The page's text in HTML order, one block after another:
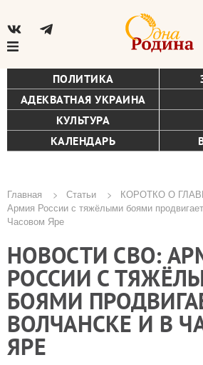
ПОЛИТИКА
АДЕКВАТНАЯ УКРАИНА
КУЛЬТУРА
КАЛЕНДАРЬ
Строка
навигации
Главная Статьи КОРОТКО О
Армия России с тяжёлыми боями
Часовом Яре
НОВОСТИ СВО:
РОССИИ С
БОЯМИ
ВОЛЧАНСКЕ И В
ЯРЕ